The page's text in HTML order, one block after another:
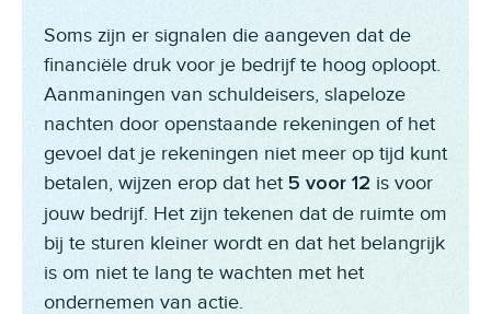
Soms zijn er signalen die aangeven dat de
financiële druk voor je bedrijf te hoog oploopt.
Aanmaningen van schuldeisers, slapeloze
nachten door openstaande rekeningen of het
gevoel dat je rekeningen niet meer op tijd kunt
betalen, wijzen erop dat het 5 voor 12 is voor
jouw bedrijf. Het zijn tekenen dat de ruimte om
bij te sturen kleiner wordt en dat het belangrijk
is om niet te lang te wachten met het
ondernemen van actie.